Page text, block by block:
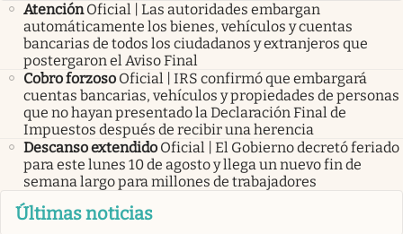
Atención Oficial | Las autoridades embargan
automáticamente los bienes, vehículos y cuentas
bancarias de todos los ciudadanos y extranjeros que
postergaron el Aviso Final
Cobro forzoso Oficial | IRS confirmó que embargará
cuentas bancarias, vehículos y propiedades de personas
que no hayan presentado la Declaración Final de
Impuestos después de recibir una herencia
Descanso extendido Oficial | El Gobierno decretó feriado
para este lunes 10 de agosto y llega un nuevo fin de
semana largo para millones de trabajadores
Últimas noticias